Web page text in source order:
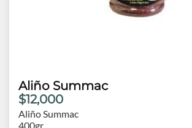
Aliño Summac
$12,000
Aliño Summac
400gr.